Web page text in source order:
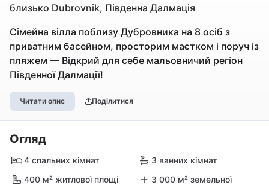
близько Dubrovnik, Південна Далмація
Сімейна вілла поблизу Дубровника на 8 осіб з
приватним басейном, просторим маєтком і поруч із
пляжем — Відкрий для себе мальовничий регіон
Південної Далмації!
Читати опис Поділитися
Огляд
4 спальних кімнат
3 ванних кімнат
400 м² житлової площі
3 000 м² земельної